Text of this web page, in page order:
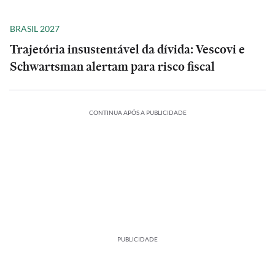
BRASIL 2027
Trajetória insustentável da dívida: Vescovi e
Schwartsman alertam para risco fiscal
CONTINUA APÓS A PUBLICIDADE
PUBLICIDADE